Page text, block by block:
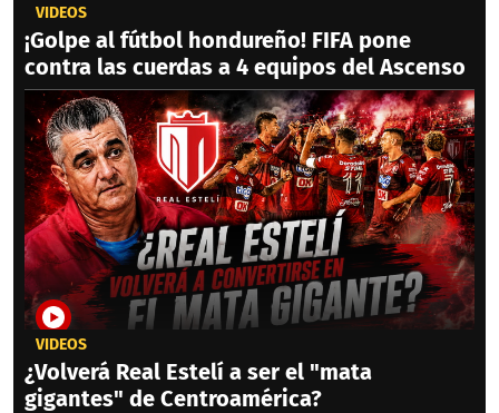
VIDEOS
¡Golpe al fútbol hondureño! FIFA pone
contra las cuerdas a 4 equipos del Ascenso
VIDEOS
¿Volverá Real Estelí a ser el "mata
gigantes" de Centroamérica?